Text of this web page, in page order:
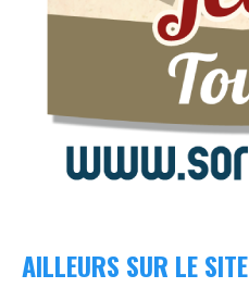
AILLEURS SUR LE SITE